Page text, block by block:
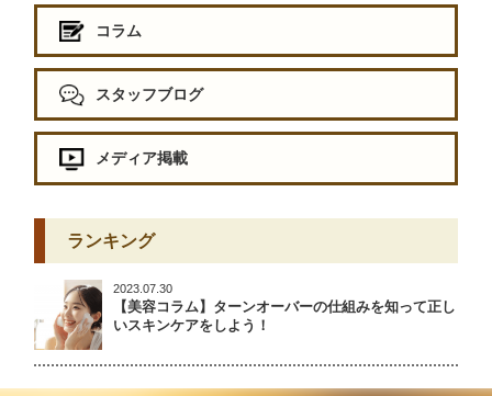
コラム
スタッフブログ
メディア掲載
ランキング
2023.07.30
【美容コラム】ターンオーバーの仕組みを知って正し
いスキンケアをしよう！